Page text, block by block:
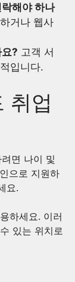
해야 하나
거나 웹사
? 고객 서
입니다.
취업
면 나이 및
으로 지원하
요.
하세요. 이러
있는 위치로